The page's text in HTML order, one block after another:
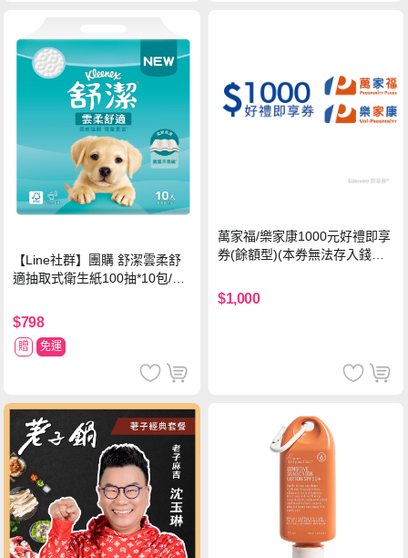
【Line社群】團購 舒潔雲柔舒
適抽取式衛生紙100抽*10包/6
$798
贈 免運
萬家福/樂家康1000元好禮即享
券(餘額型)(本券無法存入錢包
$1,000